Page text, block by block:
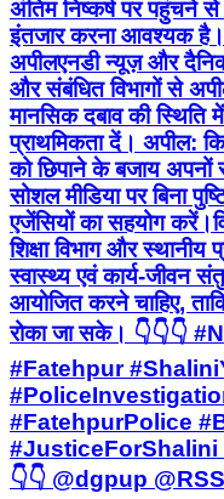
अंतिम निष्कर्ष पर पहुंचने से
इंतजार करना आवश्यक है।
अपील ​एनडी न्यूज़ और दैनिक
और संबंधित विभागों से
मानसिक दबाव की
प्राथमिकता दें। ​ अपील:
को छिपाने के बजाय अपनों
सोशल मीडिया पर बिना
एजेंसियों का सहयोग करें।
शिक्षा विभाग और स्थानीय
स्वास्थ्य एवं कार्य-जीवन
आयोजित करने चाहिए,
रोका जा सके। 👇👇👇
#Fatehpur
#FatehpurPolice
#JusticeForShalini
👇👇 @dgpup